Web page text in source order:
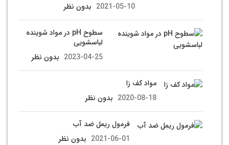
2021-05-10 بدون نظر
سطوح pH در مواد شوینده
لباسشویی
2023-04-25 بدون نظر
مواد کف زا
2020-08-18 بدون نظر
فرمول ریمل ضد آب
2021-06-01 بدون نظر